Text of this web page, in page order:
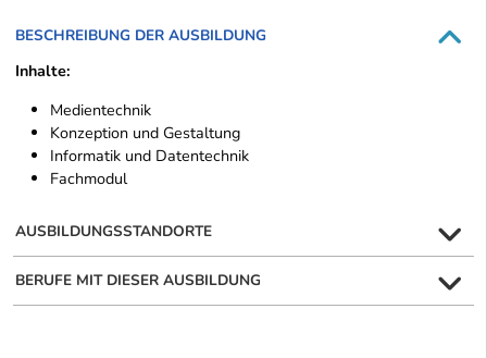
BESCHREIBUNG DER AUSBILDUNG
Inhalte:
Medientechnik
Konzeption und Gestaltung
Informatik und Datentechnik
Fachmodul
AUSBILDUNGSSTANDORTE
BERUFE MIT DIESER AUSBILDUNG